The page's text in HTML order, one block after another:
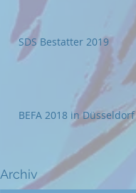
SDS Bestatter 2019
BEFA 2018 in Düsseldorf
Archiv